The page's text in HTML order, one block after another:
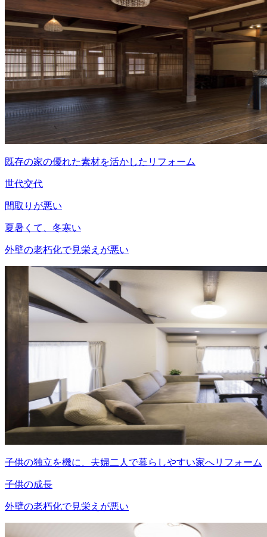
既存の家の優れた素材を活かしたリフォーム
世代交代
間取りが悪い
夏暑くて、冬寒い
外壁の老朽化で見栄えが悪い
子供の独立を機に、夫婦二人で暮らしやすい家へリフォーム
子供の成長
外壁の老朽化で見栄えが悪い